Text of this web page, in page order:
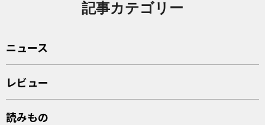
記事カテゴリー
ニュース
レビュー
読みもの